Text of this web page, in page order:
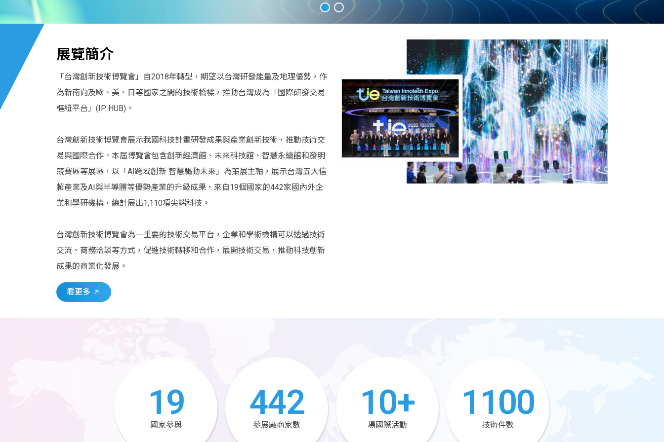
展覽簡介
「台灣創新技術博覽會」自2018年轉型，期望以台灣研發能量及地理優勢，作
為新南向及歐、美、日等國家之間的技術橋樑，推動台灣成為「國際研發交易
樞紐平台」(IP HUB)。
台灣創新技術博覽會展示我國科技計畫研發成果與產業創新技術，推動技術交
易與國際合作。本屆博覽會包含創新經濟館、未來科技館、智慧永續館和發明
競賽區等展區，以「AI跨域創新 智慧驅動未來」為策展主軸，展示台灣五大信
賴產業及AI與半導體等優勢產業的升級成果，來自19個國家的442家國內外企
業和學研機構，總計展出1,110項尖端科技。
台灣創新技術博覽會為一重要的技術交易平台，企業和學術機構可以透過技術
交流、商務洽談等方式，促進技術轉移和合作，展開技術交易，推動科技創新
成果的商業化發展。
看更多
19
國家參與
442
參展廠商家數
10+
場國際活動
1100
技術件數